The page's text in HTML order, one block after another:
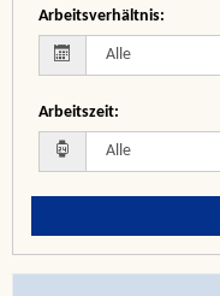
Arbeitsverhältnis:
Arbeitszeit: